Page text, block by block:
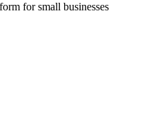
for small businesses